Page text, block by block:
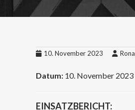
10. November 2023
Datum: 10. November
EINSATZBERICHT: